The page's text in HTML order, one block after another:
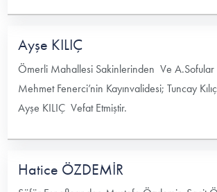
Ayşe KILIÇ
Ömerli Mahallesi Sakinlerinden Ve A.Sofular
Mehmet Fenerci’nin Kayınvalidesi; Tuncay
Ayşe KILIÇ Vefat Etmiştir.
Hatice ÖZDEMİR